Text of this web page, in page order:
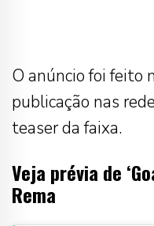
O anúncio foi feito
publicação nas
teaser da faixa.
Veja prévia de
Rema